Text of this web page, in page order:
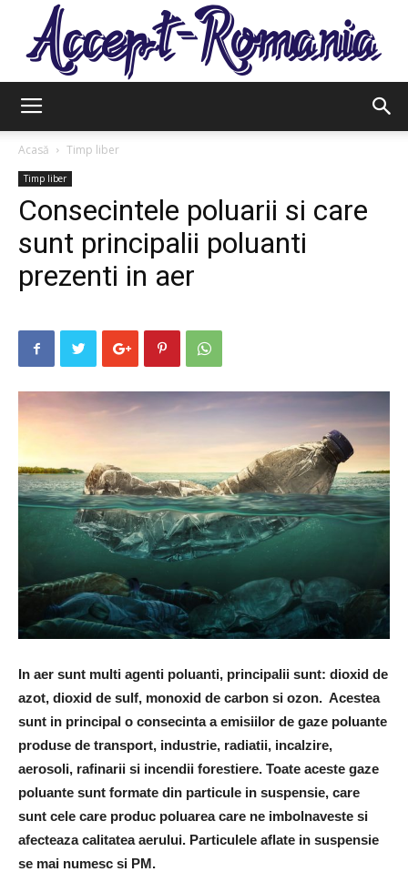
Romania
Acasă Timp liber
Timp liber
Consecintele poluarii si care
sunt principalii poluanti
prezenti in aer
In aer sunt multi agenti poluanti, principalii sunt: ​​dioxid de
azot, dioxid de sulf, monoxid de carbon si ozon. Acestea
sunt in principal o consecinta a emisiilor de gaze poluante
produse de transport, industrie, radiatii, incalzire,
aerosoli, rafinarii si incendii forestiere. Toate aceste gaze
poluante sunt formate din particule in suspensie, care
sunt cele care produc poluarea care ne imbolnaveste si
afecteaza calitatea aerului. Particulele aflate in suspensie
se mai numesc si PM.